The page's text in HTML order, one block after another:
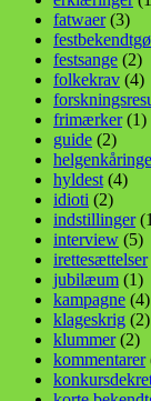
fatwaer(3)
festsange (2)
folkekrav (4)
frimærker(1)
guide (2)
hyldest (4)
idioti (2)
indstillinger
interview (5)
irettesættelser
jubilæum (1)
kampagne (4)
klageskrig (2)
klummer(2)
kommentarer